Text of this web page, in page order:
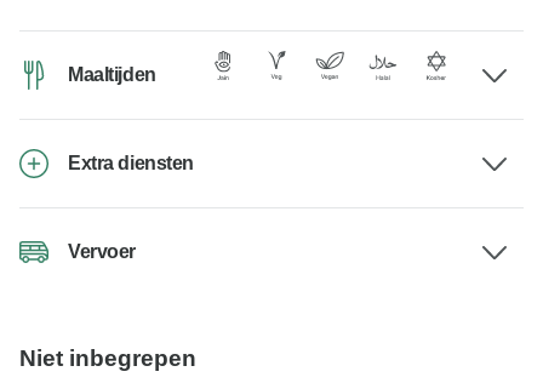
Maaltijden
Extra diensten
Vervoer
Niet inbegrepen